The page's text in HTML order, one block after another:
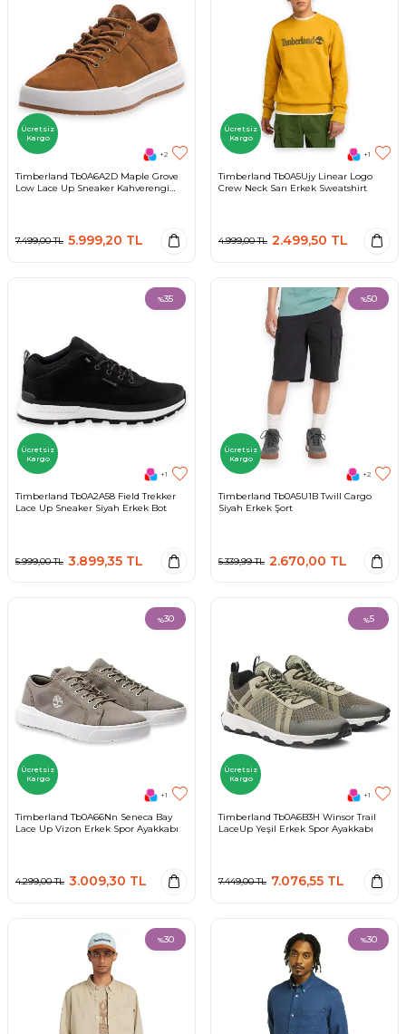
Ücretsiz
Kargo
+2
Timberland Tb0A6A2D Maple Grove
Low Lace Up Sneaker Kahverengi
7.499,00TL 5.999,20 TL
Ücretsiz
Kargo
+1
Timberland Tb0A5Ujy Linear Logo
Crew Neck Sarı Erkek Sweatshirt
4.999,00TL 2.499,50 TL
%35
Ücretsiz
Kargo
+1
Timberland Tb0A2A58 Field Trekker
Lace Up Sneaker Siyah Erkek Bot
5.999,00TL 3.899,35 TL
%50
Ücretsiz
Kargo
+2
Timberland Tb0A5U1B Twill Cargo
Siyah Erkek Şort
5.339,99TL 2.670,00 TL
%30
Ücretsiz
Kargo
+1
Timberland Tb0A66Nn Seneca Bay
Lace Up Vizon Erkek Spor Ayakkabı
4.299,00TL 3.009,30 TL
%5
Ücretsiz
Kargo
+1
Timberland Tb0A6B3H Winsor Trail
LaceUp Yeşil Erkek Spor Ayakkabı
7.449,00TL 7.076,55 TL
%30 %30